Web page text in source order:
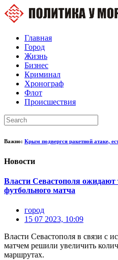
Главная
Город
Жизнь
Бизнес
Криминал
Хронограф
Флот
Происшествия
Важно: Крым подвергся ракетной атаке,
Новости
Власти Севастополя ожидают
футбольного матча
город
15 07 2023, 10:09
Власти Севастополя в связи с
матчем решили увеличить
маршрутах.